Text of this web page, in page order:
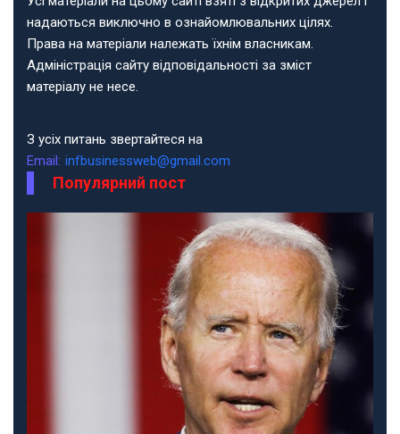
надаються виключно в ознайомлювальних цілях.
Права на матеріали належать їхнім власникам.
Адміністрація сайту відповідальності за зміст
матеріалу не несе.
З усіх питань звертайтеся на
Email: infbusinessweb@gmail.com
Популярний пост